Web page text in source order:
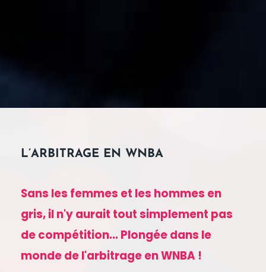
L’ARBITRAGE EN WNBA
Sans les femmes et les hommes en
gris, il n'y aurait tout simplement pas
de compétition... Plongée dans le
monde de l'arbitrage en WNBA !